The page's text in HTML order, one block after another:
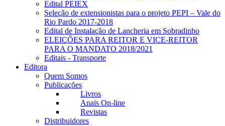
Edital PEIEX
Seleção de extensionistas para o projeto PEPI – Vale do
Rio Pardo 2017-2018
Edital de Instalação de Lancheria em Sobradinho
ELEIÇÕES PARA REITOR E VICE-REITOR
PARA O MANDATO 2018/2021
Editais - Transporte
Editora
Quem Somos
Publicações
Livros
Anais On-line
Revistas
Distribuidores